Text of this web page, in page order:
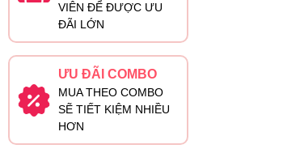
VIÊN ĐỂ ĐƯỢC ƯU
ĐÃI LỚN
ƯU ĐÃI COMBO
MUA THEO COMBO
SẼ TIẾT KIỆM NHIỀU
HƠN